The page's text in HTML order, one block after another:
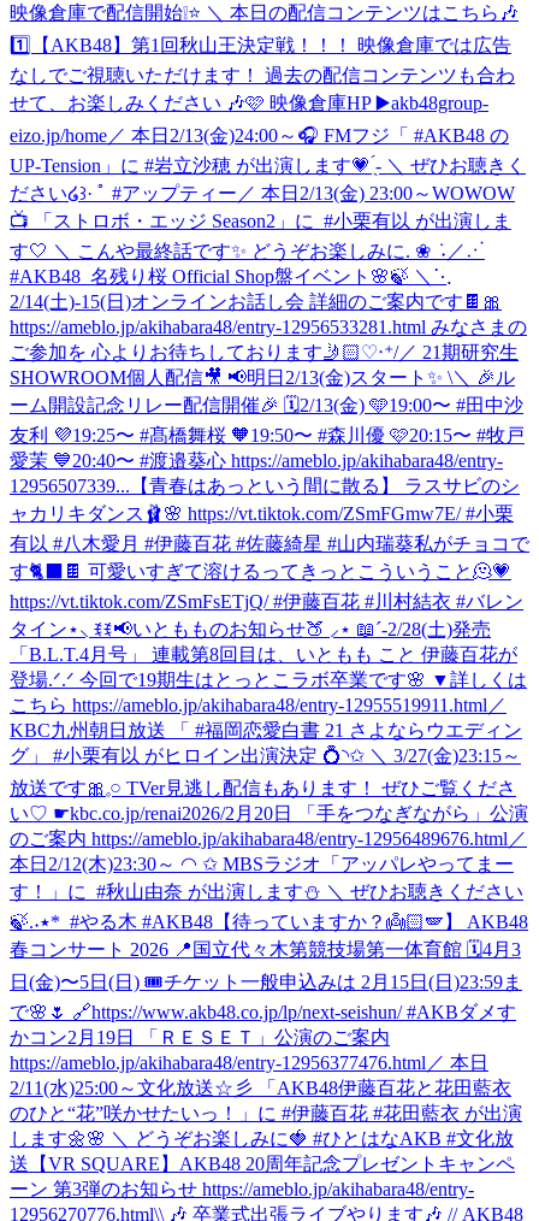
映像倉庫で配信開始❕⭐️ ＼ 本日の配信コンテンツはこちら🎶
1️⃣【AKB48】第1回秋山王決定戦！！！ 映像倉庫では広告
なしでご視聴いただけます！ 過去の配信コンテンツも合わ
せて、お楽しみください 🎶🩷 映像倉庫HP ▶️akb48group-
eizo.jp/home／ 本日2/13(金)24:00～🎧 FMフジ「 #AKB48 の
UP-Tension」に #岩立沙穂 が出演します💗 ̖́- ＼ ぜひお聴きく
ださい໒꒱· ﾟ #アップティー ‎／ ‎本日2/13(金) 23:00～WOWOW
📺 ‎「ストロボ・エッジ Season2」に ‎ ⁦‪#小栗有以‬⁩ が出演しま
す🤍 ‎＼ ‎こんや最終話です✨ ‎どうぞお楽しみに. ❀ ݁ ˖ ／⋰
#AKB48_名残り桜 Official Shop盤イベント🌸🍃 ＼⋱
2/14(土)-15(日)オンラインお話し会 詳細のご案内です🍫🎀
https://ameblo.jp/akihabara48/entry-12956533281.html みなさまの
ご参加を 心よりお待ちしております🤳🏻♡‧⁺/／ 21期研究生
SHOWROOM個人配信🎥 📢明日2/13(金)スタート✨ \＼ 🎉ル
ーム開設記念リレー配信開催🎉 🗓️2/13(金) 🩵19:00〜 #田中沙
友利 💜19:25〜 #髙橋舞桜 🧡19:50〜 #森川優 🩷20:15〜 #牧戸
愛茉 💙20:40〜 #渡邉葵心 https://ameblo.jp/akihabara48/entry-
12956507339... 【青春はあっという間に散る】 ラスサビのシ
ャカリキダンス🩰🌸 https://vt.tiktok.com/ZSmFGmw7E/ #小栗
有以 #八木愛月 #伊藤百花 #佐藤綺星 #山内瑞葵私がチョコで
す🐈‍⬛🍫 可愛いすぎて溶けるってきっとこういうこと🫠💗
https://vt.tiktok.com/ZSmFsETjQ/ #伊藤百花 #川村結衣 #バレン
タイン⋆⸜ ꉂꉂ📢いともものお知らせ🍑 ⸝⋆ 📖´-2/28(土)発売
「B.L.T.4月号」 連載第8回目は、いともも こと 伊藤百花が
登場.ᐟ.ᐟ 今回で19期生はとっとこラボ卒業です🌸 ▼詳しくは
こちら https://ameblo.jp/akihabara48/entry-12955519911.html ／
KBC九州朝日放送 「 #福岡恋愛白書 21 さよならウエディン
グ」 #小栗有以 がヒロイン出演決定 💍◝✩ ＼ 3/27(金)23:15～
放送です🎀𓈒𓏸 TVer見逃し配信もあります！ ぜひご覧くださ
い♡ ☛kbc.co.jp/renai2026/2月20日 「手をつなぎながら」公演
のご案内 https://ameblo.jp/akihabara48/entry-12956489676.html ‎／
‎本日2/12(木)23:30～ ◠ ✩ ‎MBSラジオ「アッパレやってまー
す！」に ‎ ⁦‪#秋山由奈‬⁩ が出演します⛄ ‎＼ ‎ぜひお聴きください
【待っていますか？👼🏻🪽】 AKB48
春コンサート 2026 📍国立代々木第競技場第一体育館 🗓️4月3
日(金)〜5日(日) 🎟️チケット一般申込みは 2月15日(日)23:59ま
で🌸🌷 🔗https://www.akb48.co.jp/lp/next-seishun/ #AKBダメす
かコン2月19日 「ＲＥＳＥＴ」公演のご案内
https://ameblo.jp/akihabara48/entry-12956377476.html ／ 本日
2/11(水)25:00～文化放送☆彡 「AKB48伊藤百花と花田藍衣
のひと“花”咲かせたいっ！」に #伊藤百花 #花田藍衣 が出演
します🌼🌸 ＼ どうぞお楽しみに🍓 #ひとはなAKB #文化放
送 【VR SQUARE】AKB48 20周年記念プレゼントキャンペ
ーン 第3弾のお知らせ https://ameblo.jp/akihabara48/entry-
12956270776.html\\ 🎶 卒業式出張ライブやります🎶 // AKB48